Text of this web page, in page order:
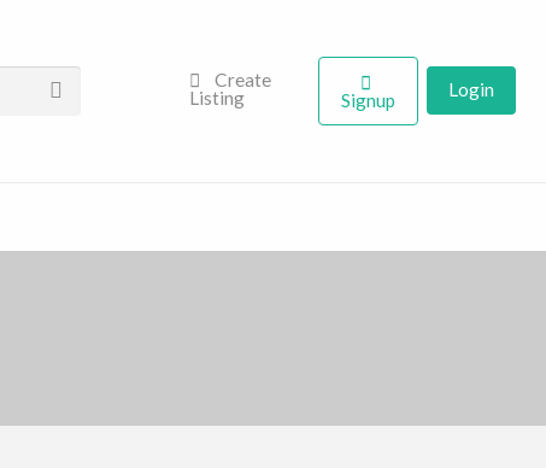
Create
Listing
Signup Login